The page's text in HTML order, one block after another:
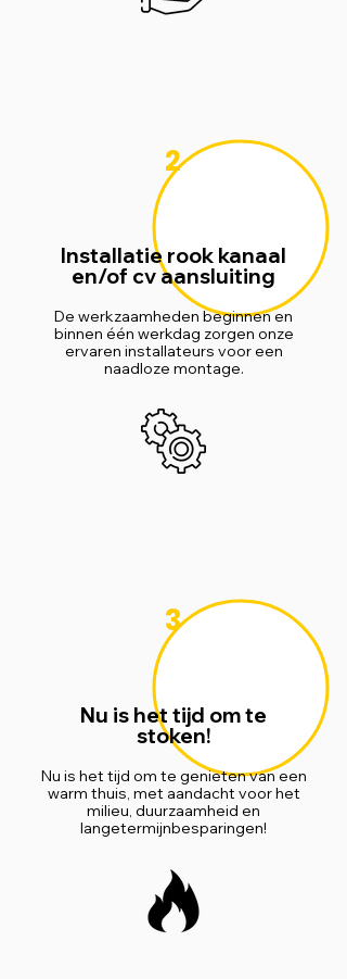
2
Installatie rook kanaal
en/of cv aansluiting
De werkzaamheden beginnen en
binnen één werkdag zorgen onze
ervaren installateurs voor een
naadloze montage.
3
Nu is het tijd om te
stoken!
Nu is het tijd om te genieten van een
warm thuis, met aandacht voor het
milieu, duurzaamheid en
langetermijnbesparingen!